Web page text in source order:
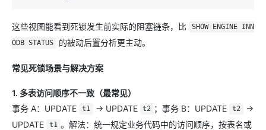
这些视图能看到死锁发生前实际的阻塞链条，比
SHOW ENGINE INN
ODB STATUS
的被动后置分析更主动。
常见死锁场景与解决方案
1. 多表访问顺序不一致（最常见）
事务 A：UPDATE
t1 → UPDATE t2 ；事务 B：UPDATE t2
→
UPDATE
t1 。解法：统一规定业务代码中的访问顺序，按表名或